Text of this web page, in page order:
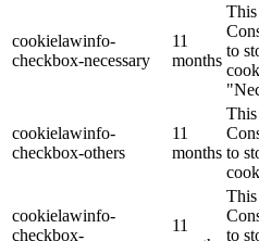
cookielawinfo-
checkbox-necessary
11
months
to
cookielawinfo-
checkbox-others
11
months to
cookielawinfo-
checkbox-
11
to